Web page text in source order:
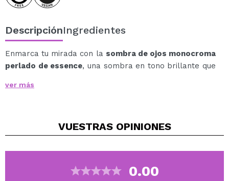
DescripciónIngredientes
Enmarca tu mirada con la sombra de ojos monocroma
perlado de essence, una sombra en tono brillante que
de luminosidad instantánea.
intenso que ilumina y define los ojos en una sola
La textura cremosa facilita el difuminado y permite
sutiles de día como a looks más atrevidos y
ver más
VUESTRAS OPINIONES
0.00